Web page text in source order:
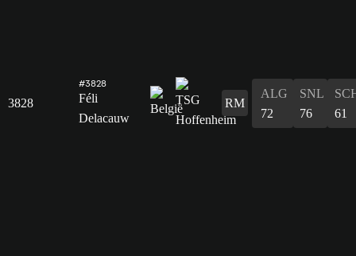
3828
#3828
Féli
Delacauw
RM
ALG
72
SNL
76
61